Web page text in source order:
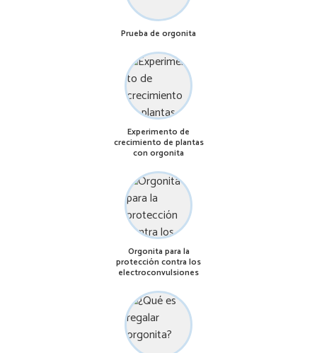
Prueba de orgonita
Experimento de
crecimiento de plantas
con orgonita
Orgonita para la
protección contra los
electroconvulsiones